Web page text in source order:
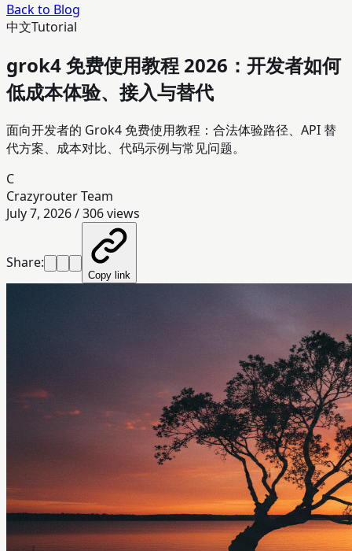
Back to Blog
中文Tutorial
grok4 免费使用教程 2026：开发者如何
低成本体验、接入与替代
面向开发者的 Grok4 免费使用教程：合法体验路径、API 替
代方案、成本对比、代码示例与常见问题。
C
Crazyrouter Team
July 7, 2026/306views
Share:
Copy link